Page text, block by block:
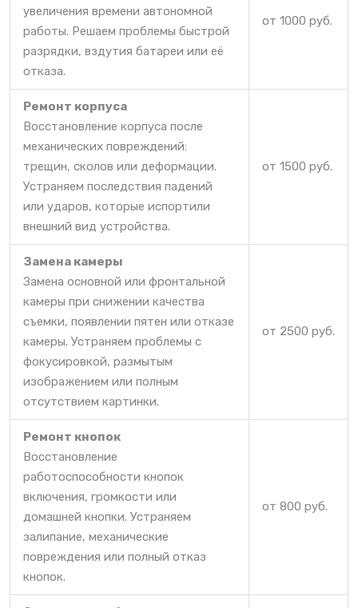
увеличения времени автономной
работы. Решаем проблемы быстрой
разрядки, вздутия батареи или её
отказа.
от 1000 руб.
Ремонт корпуса
Восстановление корпуса после
механических повреждений:
трещин, сколов или деформации.
Устраняем последствия падений
или ударов, которые испортили
внешний вид устройства.
от 1500 руб.
Замена камеры
Замена основной или фронтальной
камеры при снижении качества
съемки, появлении пятен или отказе
камеры. Устраняем проблемы с
фокусировкой, размытым
изображением или полным
отсутствием картинки.
от 2500 руб.
Ремонт кнопок
Восстановление
работоспособности кнопок
включения, громкости или
домашней кнопки. Устраняем
залипание, механические
повреждения или полный отказ
кнопок.
от 800 руб.